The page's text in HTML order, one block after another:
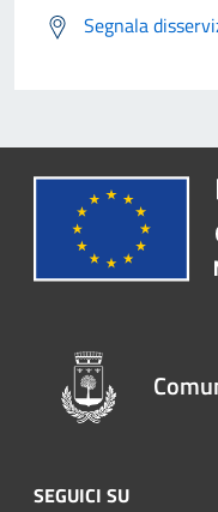
Segnala
SEGUICI SU